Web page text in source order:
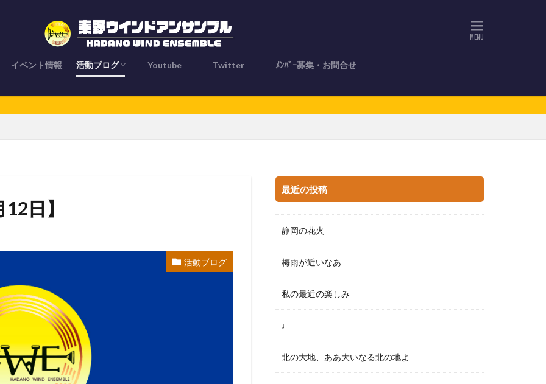
イベント情報 活動ブログ Youtube Twitter ﾒﾝﾊﾞｰ募集・お問合せ
日】
活動ブログ
最近の投稿
静岡の花火
梅雨が近いなあ
私の最近の楽しみ
♩
北の大地、ああ大いなる北の地よ